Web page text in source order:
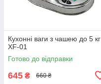
Кухонні ваги з чашею до 5 кг
XF-01
Готово до відправки
645 ₴ 660 ₴